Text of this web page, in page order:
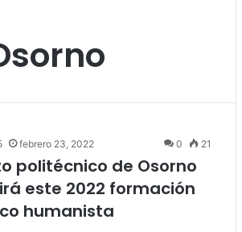
febrero 23, 2022 0 21
politécnico de Osorno
este 2022 formación
humanista